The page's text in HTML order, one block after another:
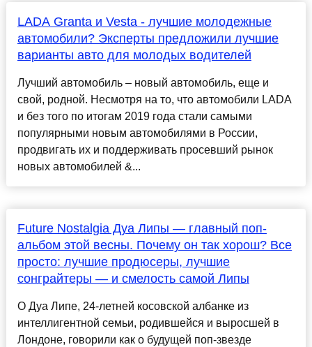
LADA Granta и Vesta - лучшие молодежные
автомобили? Эксперты предложили лучшие
варианты авто для молодых водителей
Лучший автомобиль – новый автомобиль, еще и
свой, родной. Несмотря на то, что автомобили LADA
и без того по итогам 2019 года стали самыми
популярными новым автомобилями в России,
продвигать их и поддерживать просевший рынок
новых автомобилей &...
Future Nostalgia Дуа Липы — главный поп-
альбом этой весны. Почему он так хорош? Все
просто: лучшие продюсеры, лучшие
сонграйтеры — и смелость самой Липы
О Дуа Липе, 24-летней косовской албанке из
интеллигентной семьи, родившейся и выросшей в
Лондоне, говорили как о будущей поп-звезде